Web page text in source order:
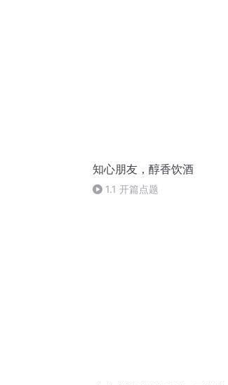
知心朋友，醇香饮酒
1.1 开篇点题